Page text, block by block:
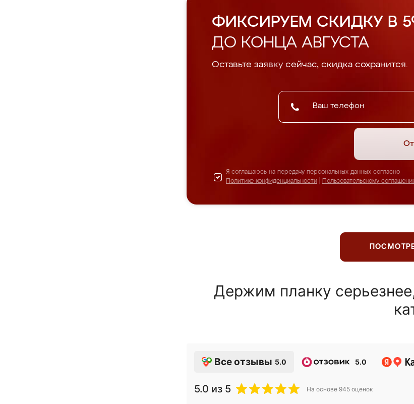
ФИКСИРУЕМ СКИДКУ В
ДО КОНЦА АВГУСТА
Оставьте заявку сейчас, скидка сохранится.
Я соглашаюсь на передачу персональных данных согласно
Политике конфиденциальности
Пользовательскому
Держим планку
Все отзывы 5.0 5.0
5.0 из 5 На основе 945 оценок